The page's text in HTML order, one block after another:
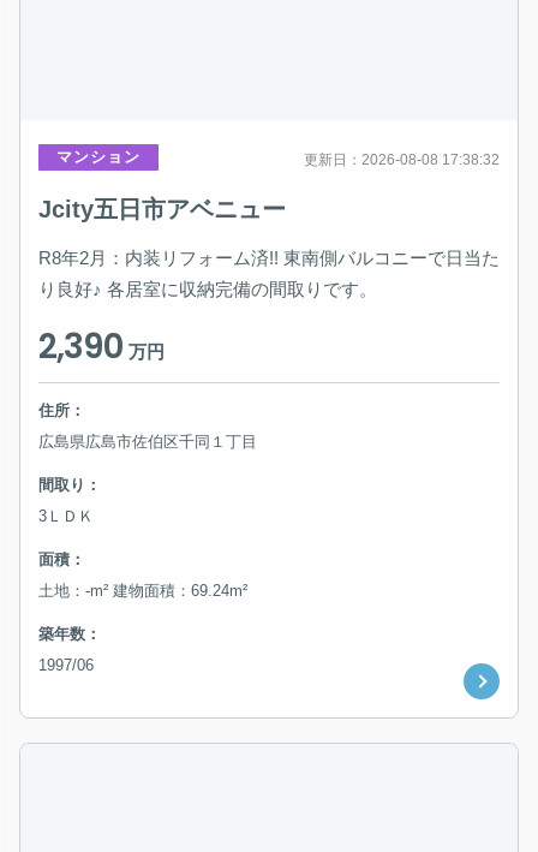
マンション 更新日：2026-08-08 17:38:32
Jcity五日市アベニュー
R8年2月：内装リフォーム済!! 東南側バルコニーで日当た
り良好♪ 各居室に収納完備の間取りです。
2,390万円
住所：
広島県広島市佐伯区千同１丁目
間取り：
3ＬＤＫ
面積：
土地：-m² 建物面積：69.24m²
築年数：
1997/06